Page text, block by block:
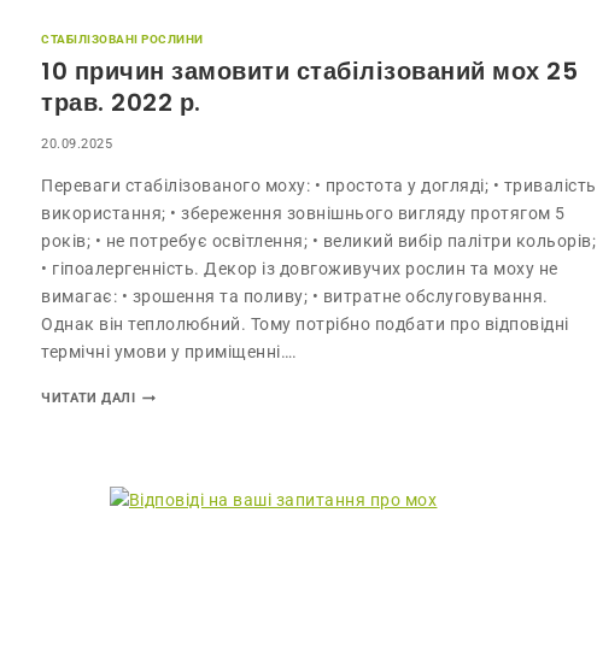
СТАБІЛІЗОВАНІ РОСЛИНИ
10 причин замовити стабілізований мох 25
трав. 2022 р.
20.09.2025
Переваги стабілізованого моху: • простота у догляді; • тривалість
використання; • збереження зовнішнього вигляду протягом 5
років; • не потребує освітлення; • великий вибір палітри кольорів;
• гіпоалергенність. Декор із довгоживучих рослин та моху не
вимагає: • зрошення та поливу; • витратне обслуговування.
Однак він теплолюбний. Тому потрібно подбати про відповідні
термічні умови у приміщенні….
ЧИТАТИ ДАЛІ